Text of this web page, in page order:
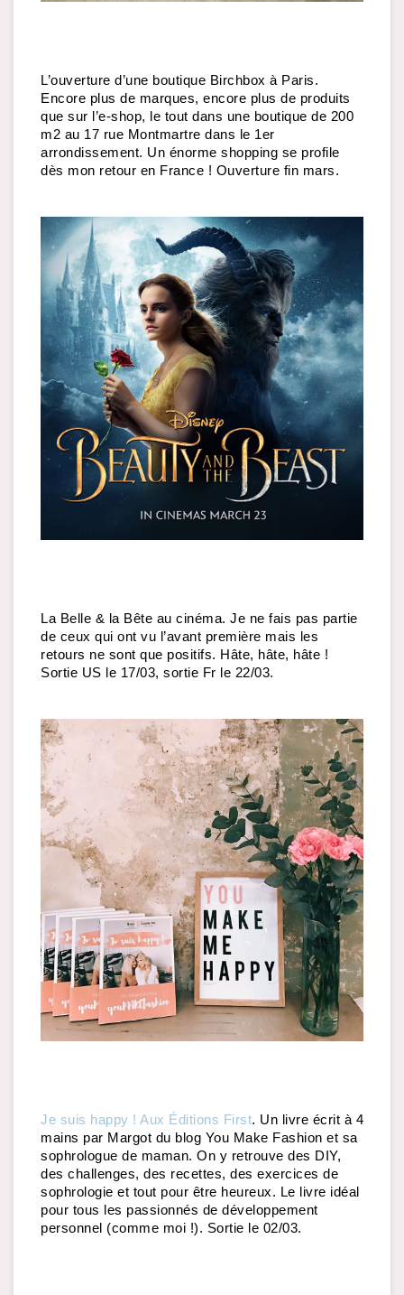
L’ouverture d’une boutique Birchbox à Paris.
Encore plus de marques, encore plus de produits
que sur l’e-shop, le tout dans une boutique de 200
m2 au 17 rue Montmartre dans le 1er
arrondissement. Un énorme shopping se profile
dès mon retour en France ! Ouverture fin mars.
La Belle & la Bête au cinéma. Je ne fais pas partie
de ceux qui ont vu l’avant première mais les
retours ne sont que positifs. Hâte, hâte, hâte !
Sortie US le 17/03, sortie Fr le 22/03.
Je suis happy ! Aux Éditions First. Un livre écrit à 4
mains par Margot du blog You Make Fashion et sa
sophrologue de maman. On y retrouve des DIY,
des challenges, des recettes, des exercices de
sophrologie et tout pour être heureux. Le livre idéal
pour tous les passionnés de développement
personnel (comme moi !). Sortie le 02/03.